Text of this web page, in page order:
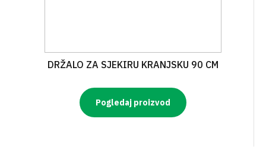
DRŽALO ZA SJEKIRU KRANJSKU 90 CM
Pogledaj proizvod